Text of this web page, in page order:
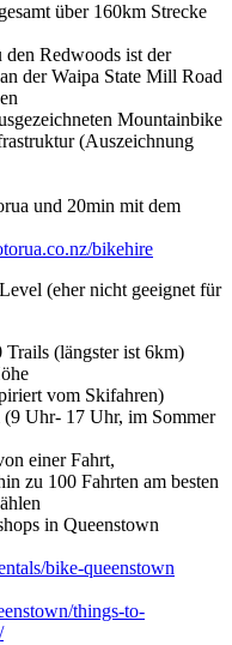
über 160km Strecke
den Redwoods ist der
der Waipa State Mill Road
Mountainbike
(Auszeichnung
und 20min mit dem
bikehire
(eher nicht geeignet für
(längster ist 6km)
vom Skifahren)
Uhr- 17 Uhr, im Sommer
einer Fahrt,
zu 100 Fahrten am besten
in Queenstown
bike-queenstown
things-to-